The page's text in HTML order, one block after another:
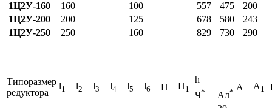
1Ц2У-160
160 100 557 475
200
1Ц2У-200
200 125 678 580
243
1Ц2У-250
250 160 829 730 290
Типоразмер
редуктора
l1 l2 l3 l4 l5 l6 H H1
h
A A 1
Ч* Ал*